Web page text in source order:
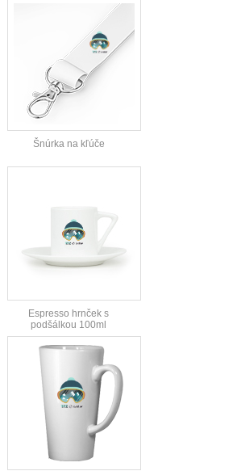
Šnúrka na kľúče
Espresso hrnček s
podšálkou 100ml